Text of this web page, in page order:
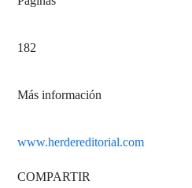
182
Más información
www.herdereditorial.com
COMPARTIR